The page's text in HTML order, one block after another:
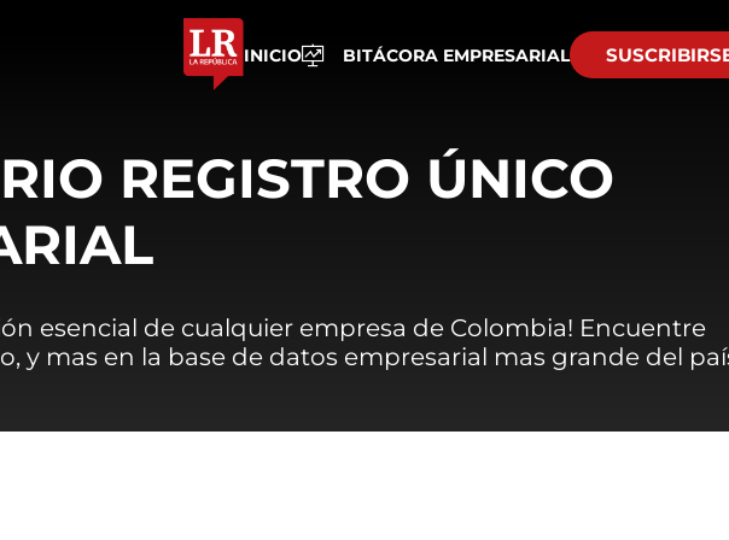
INICIO BITÁCORA EMPRESARIAL
REGISTRO ÚNICO
esencial de cualquier empresa de Colombia! Encuentre
y mas en la base de datos empresarial mas grande del